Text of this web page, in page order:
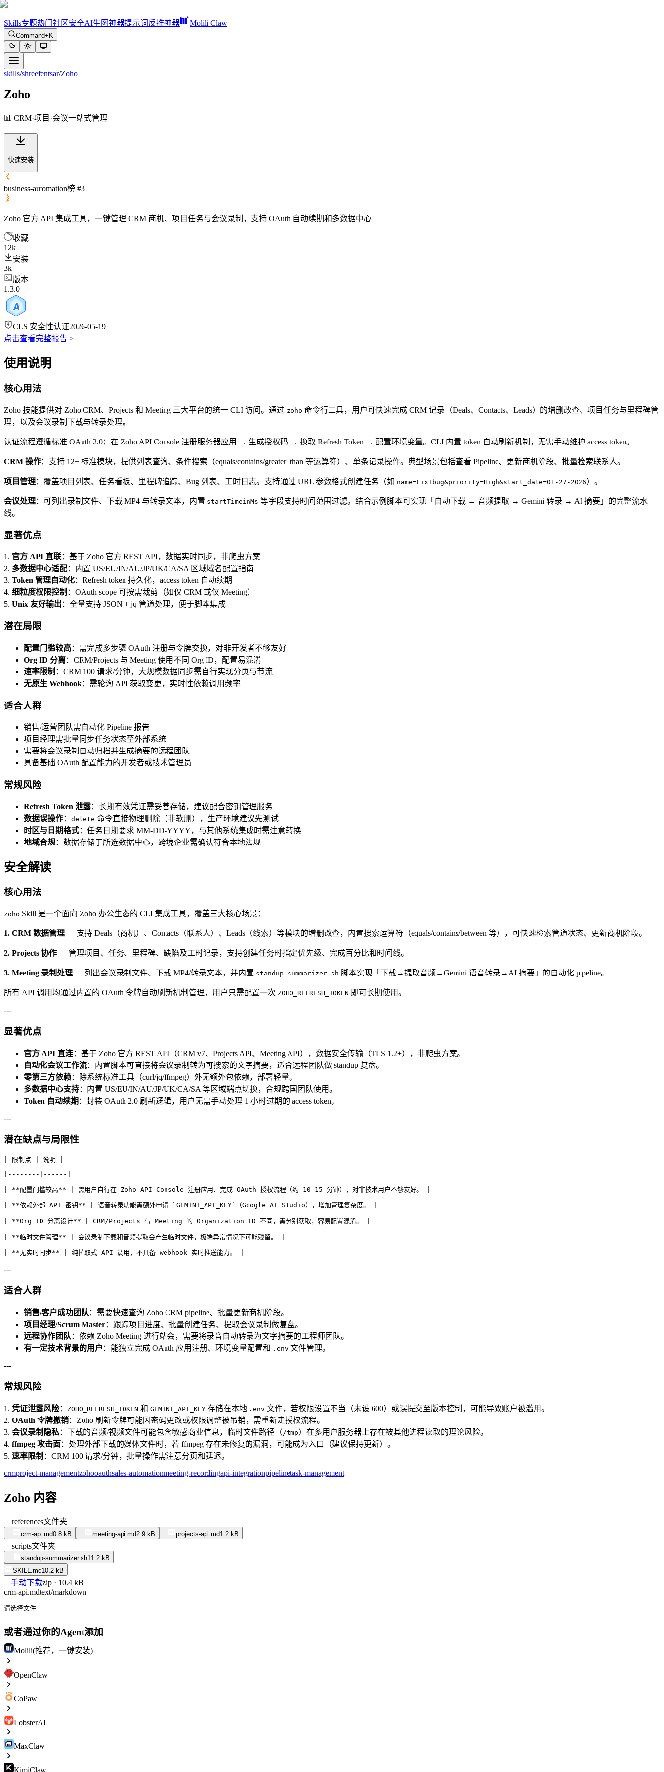
Skills专题热门 社区安全AI生图神器提示词反推神器 Molili Claw
Command+K
skills/shreefentsar/Zoho
Zoho
📊 CRM·项目·会议一站式管理
快速安装
business-automation榜 #3
Zoho 官方 API 集成工具，一键管理 CRM 商机、项目任务与会议录制，支持 OAuth 自动续期和多数据中心
收藏
12k
安装
3k
版本
1.3.0
CLS 安全性认证2026-05-19
点击查看完整报告 >
使用说明
核心用法
Zoho 技能提供对 Zoho CRM、Projects 和 Meeting 三大平台的统一 CLI 访问。通过 zoho 命令行工具，用户可快速完成 CRM 记录（Deals、Contacts、Leads）的增删改查、项目任务与里程碑管
理，以及会议录制下载与转录处理。
认证流程遵循标准 OAuth 2.0：在 Zoho API Console 注册服务器应用 → 生成授权码 → 换取 Refresh Token → 配置环境变量。CLI 内置 token 自动刷新机制，无需手动维护 access token。
CRM 操作：支持 12+ 标准模块，提供列表查询、条件搜索（equals/contains/greater_than 等运算符）、单条记录操作。典型场景包括查看 Pipeline、更新商机阶段、批量检索联系人。
项目管理：覆盖项目列表、任务看板、里程碑追踪、Bug 列表、工时日志。支持通过 URL 参数格式创建任务（如 name=Fix+bug&priority=High&start_date=01-27-2026）。
会议处理：可列出录制文件、下载 MP4 与转录文本，内置 startTimeinMs 等字段支持时间范围过滤。结合示例脚本可实现「自动下载 → 音频提取 → Gemini 转录 → AI 摘要」的完整流水
线。
显著优点
1. 官方 API 直联：基于 Zoho 官方 REST API，数据实时同步，非爬虫方案
2. 多数据中心适配：内置 US/EU/IN/AU/JP/UK/CA/SA 区域域名配置指南
3. Token 管理自动化：Refresh token 持久化，access token 自动续期
4. 细粒度权限控制 ：OAuth scope 可按需裁剪（如仅 CRM 或仅 Meeting）
5. Unix 友好输出 ：全量支持 JSON + jq 管道处理，便于脚本集成
潜在局限
配置门槛较高：需完成多步骤 OAuth 注册与令牌交换，对非开发者不够友好
Org ID 分离：CRM/Projects 与 Meeting 使用不同 Org ID，配置易混淆
速率限制 ：CRM 100 请求/分钟，大规模数据同步需自行实现分页与节流
无原生 Webhook：需轮询 API 获取变更，实时性依赖调用频率
适合人群
销售/运营团队需自动化 Pipeline 报告
项目经理需批量同步任务状态至外部系统
需要将会议录制自动归档并生成摘要的远程团队
具备基础 OAuth 配置能力的开发者或技术管理员
常规风险
Refresh Token 泄露：长期有效凭证需妥善存储，建议配合密钥管理服务
数据误操作： delete 命令直接物理删除（非软删），生产环境建议先测试
时区与日期格式：任务日期要求 MM-DD-YYYY，与其他系统集成时需注意转换
地域合规：数据存储于所选数据中心，跨境企业需确认符合本地法规
安全解读
核心用法
zoho Skill 是一个面向 Zoho 办公生态的 CLI 集成工具，覆盖三大核心场景：
1. CRM 数据管理 — 支持 Deals（商机）、Contacts（联系人）、Leads（线索）等模块的增删改查，内置搜索运算符（equals/contains/between 等），可快速检索管道状态、更新商机阶段。
2. Projects 协作 — 管理项目、任务、里程碑、缺陷及工时记录，支持创建任务时指定优先级、完成百分比和时间线。
3. Meeting 录制处理 — 列出会议录制文件、下载 MP4/转录文本，并内置 standup-summarizer.sh 脚本实现「下载→提取音频→Gemini 语音转录→AI 摘要」的自动化 pipeline。
所有 API 调用均通过内置的 OAuth 令牌自动刷新机制管理，用户只需配置一次 ZOHO_REFRESH_TOKEN 即可长期使用。
---
显著优点
官方 API 直连：基于 Zoho 官方 REST API（CRM v7、Projects API、Meeting API），数据安全传输（TLS 1.2+），非爬虫方案。
自动化会议工作流：内置脚本可直接将会议录制转为可搜索的文字摘要，适合远程团队做 standup 复盘。
零第三方依赖：除系统标准工具（curl/jq/ffmpeg）外无额外包依赖，部署轻量。
多数据中心支持：内置 US/EU/IN/AU/JP/UK/CA/SA 等区域端点切换，合规跨国团队使用。
Token 自动续期 ：封装 OAuth 2.0 刷新逻辑，用户无需手动处理 1 小时过期的 access token。
---
潜在缺点与局限性
| 限制点 | 说明 |
|--------|------|
| **配置门槛较高** | 需用户自行在 Zoho API Console 注册应用、完成 OAuth 授权流程（约 10-15 分钟），对非技术用户不够友好。 |
| **依赖外部 API 密钥** | 语音转录功能需额外申请 `GEMINI_API_KEY`（Google AI Studio），增加管理复杂度。 |
| **Org ID 分离设计** | CRM/Projects 与 Meeting 的 Organization ID 不同，需分别获取，容易配置混淆。 |
| **临时文件管理** | 会议录制下载和音频提取会产生临时文件，极端异常情况下可能残留。 |
| **无实时同步** | 纯拉取式 API 调用，不具备 webhook 实时推送能力。 |
---
适合人群
销售/客户成功团队 ：需要快速查询 Zoho CRM pipeline、批量更新商机阶段。
项目经理/Scrum Master：跟踪项目进度、批量创建任务、提取会议录制做复盘。
远程协作团队 ：依赖 Zoho Meeting 进行站会，需要将录音自动转录为文字摘要的工程师团队。
有一定技术背景的用户 ：能独立完成 OAuth 应用注册、环境变量配置和 .env 文件管理。
---
常规风险
1. 凭证泄露风险： ZOHO_REFRESH_TOKEN 和 GEMINI_API_KEY 存储在本地 .env 文件，若权限设置不当（未设 600）或误提交至版本控制，可能导致账户被滥用。
2. OAuth 令牌撤销：Zoho 刷新令牌可能因密码更改或权限调整被吊销，需重新走授权流程。
3. 会议录制隐私：下载的音频/视频文件可能包含敏感商业信息，临时文件路径（/tmp）在多用户服务器上存在被其他进程读取的理论风险。
4. ffmpeg 攻击面：处理外部下载的媒体文件时，若 ffmpeg 存在未修复的漏洞，可能成为入口（建议保持更新）。
5. 速率限制 ：CRM 100 请求/分钟，批量操作需注意分页和延迟。
crmproject-managementzohooauthsales-automationmeeting-recordingapi-integrationpipelinetask-management
Zoho 内容
references文件夹
crm-api.md0.8 kB meeting-api.md2.9 kB projects-api.md1.2 kB
scripts文件夹
standup-summarizer.sh11.2 kB
SKILL.md10.2 kB
手动下载zip · 10.4 kB
crm-api.mdtext/markdown
请选择文件
或者通过你的Agent添加
Molili(推荐，一键安装)
OpenClaw
CoPaw
LobsterAI
MaxClaw
KimiClaw